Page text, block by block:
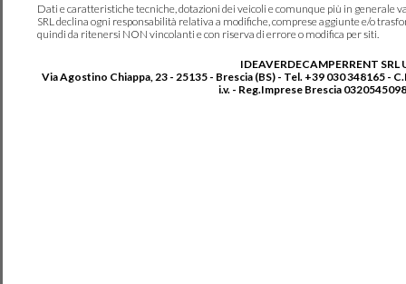
Dati e caratteristiche tecniche, dotazioni dei veicoli e comunque più in generale
SRL declina ogni responsabilità relativa a modifiche, comprese aggiunte e/o
quindi da ritenersi NON vincolanti e con riserva di errore o modifica per siti.
IDEAVERDECAMPERRENT SRL
Via Agostino Chiappa, 23 - 25135 - Brescia (BS) - Tel. +39 030 348165 -
i.v. - Reg.Imprese Brescia